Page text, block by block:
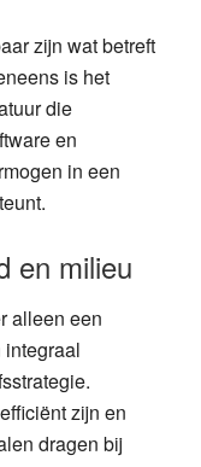
zijn wat betreft
is het
die
en
in een
en milieu
alleen een
zijn en
dragen bij